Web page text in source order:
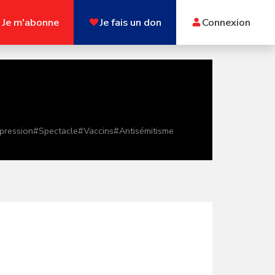
Je m'abonne Je fais un don Connexion
#Spectacle#Vaccins#Antisémitisme